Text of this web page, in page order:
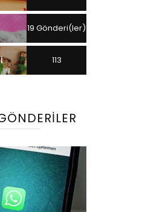
19 Gönderi(ler)
113